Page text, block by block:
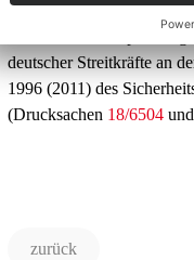
Der
deutscher Streitkräfte an
1996 (2011) des
(Drucksachen 18/6504 und
zurück